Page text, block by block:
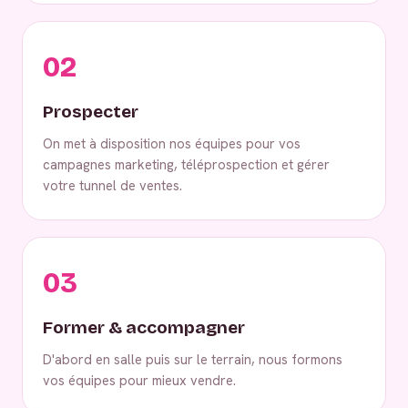
02
Prospecter
On met à disposition nos équipes pour vos
campagnes marketing, téléprospection et gérer
votre tunnel de ventes.
03
Former & accompagner
D'abord en salle puis sur le terrain, nous formons
vos équipes pour mieux vendre.